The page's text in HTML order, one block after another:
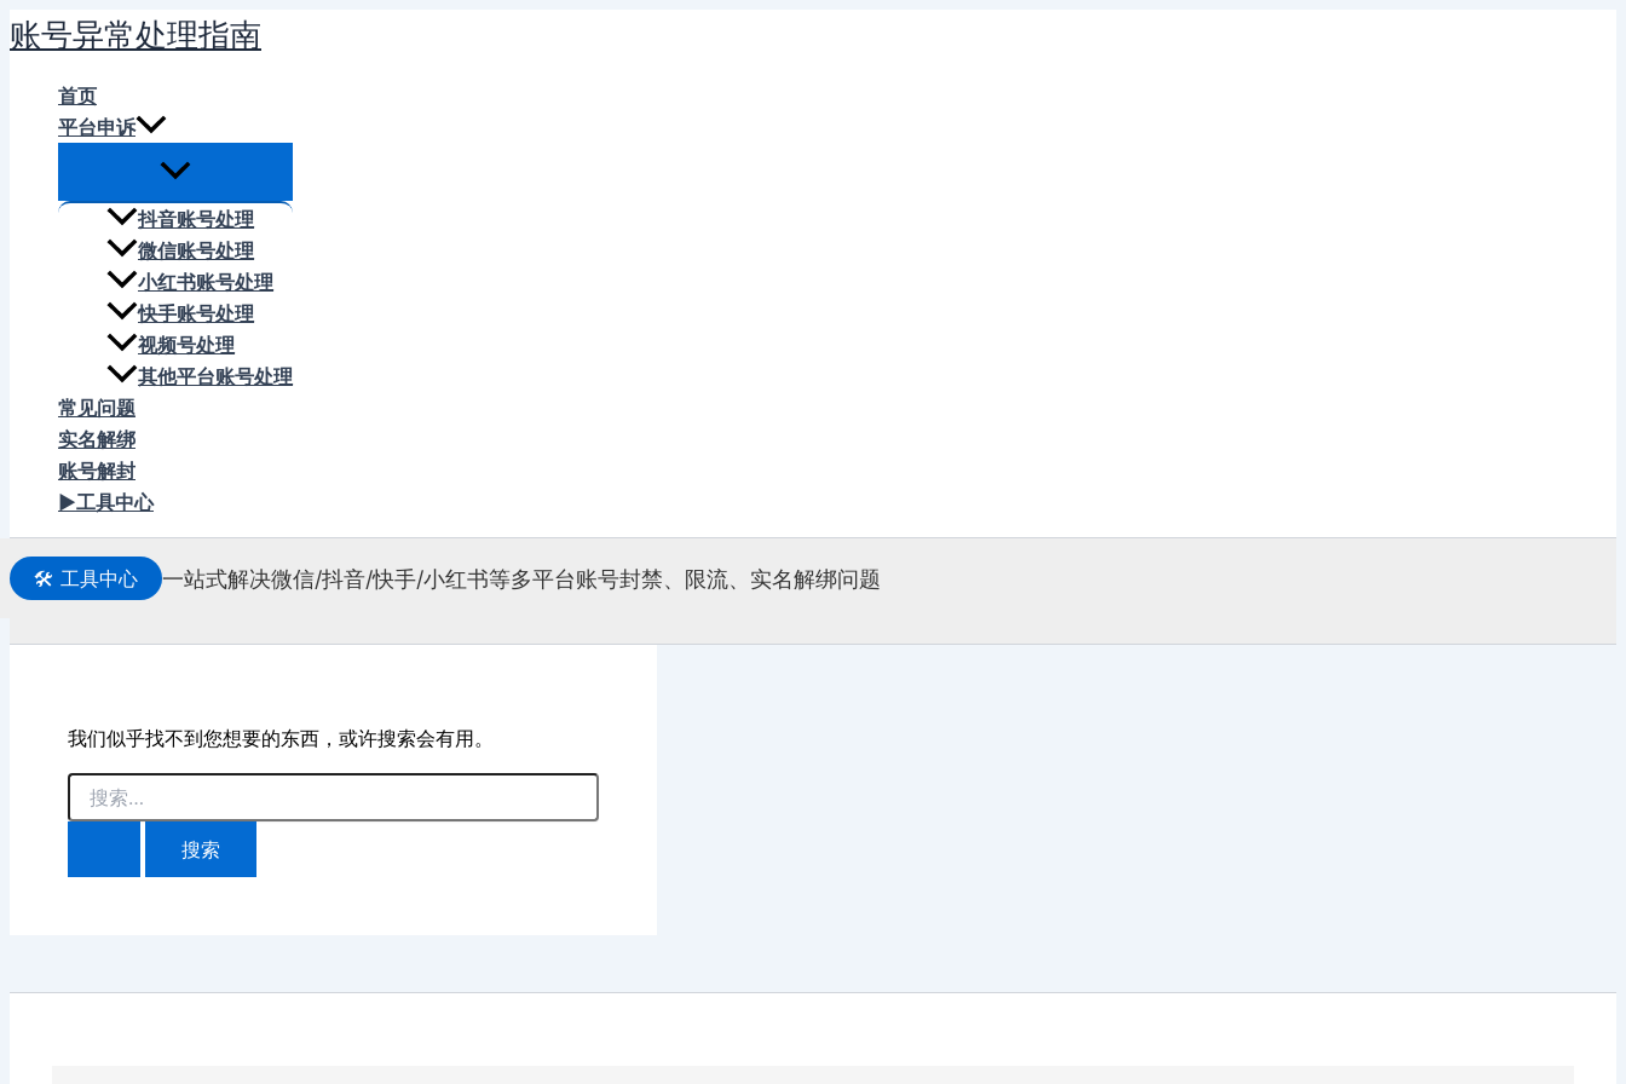
跳
至
账号异常处理指南
首页
平台申诉
抖音账号处理
微信账号处理
小红书账号处理
快手账号处理
视频号处理
其他平台账号处理
常见问题
实名解绑
账号解封
▶工具中心
🛠️ 工具中心 一站式解决微信/抖音/快手/小红书等多平台账号封禁、限流、实名解绑问题
我们似乎找不到您想要的东西，或许搜索会有用。
搜
索：